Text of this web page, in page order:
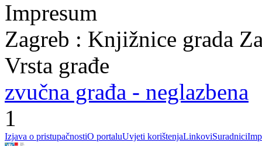
Impresum
Zagreb : Knjižnice grada
Vrsta građe
zvučna građa - neglazbena
1
Izjava o pristupačnostiO portaluUvjeti korištenjaLinkoviSuradnici